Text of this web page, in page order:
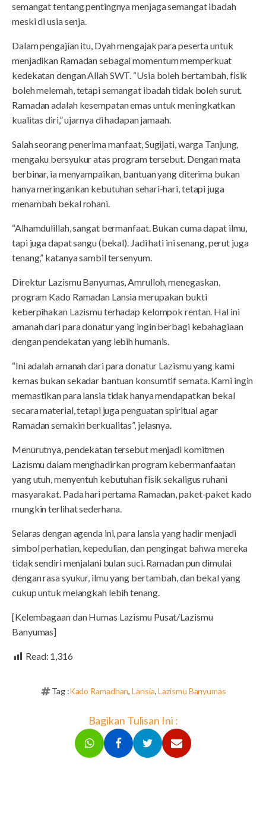
semangat tentang pentingnya menjaga semangat ibadah
meski di usia senja.
Dalam pengajian itu, Dyah mengajak para peserta untuk
menjadikan Ramadan sebagai momentum memperkuat
kedekatan dengan Allah SWT. “Usia boleh bertambah, fisik
boleh melemah, tetapi semangat ibadah tidak boleh surut.
Ramadan adalah kesempatan emas untuk meningkatkan
kualitas diri,” ujarnya di hadapan jamaah.
Salah seorang penerima manfaat, Sugijati, warga Tanjung,
mengaku bersyukur atas program tersebut. Dengan mata
berbinar, ia menyampaikan, bantuan yang diterima bukan
hanya meringankan kebutuhan sehari-hari, tetapi juga
menambah bekal rohani.
“Alhamdulillah, sangat bermanfaat. Bukan cuma dapat ilmu,
tapi juga dapat sangu (bekal). Jadi hati ini senang, perut juga
tenang,” katanya sambil tersenyum.
Direktur Lazismu Banyumas, Amrulloh, menegaskan,
program Kado Ramadan Lansia merupakan bukti
keberpihakan Lazismu terhadap kelompok rentan. Hal ini
amanah dari para donatur yang ingin berbagi kebahagiaan
dengan pendekatan yang lebih humanis.
“Ini adalah amanah dari para donatur Lazismu yang kami
kemas bukan sekadar bantuan konsumtif semata. Kami ingin
memastikan para lansia tidak hanya mendapatkan bekal
secara material, tetapi juga penguatan spiritual agar
Ramadan semakin berkualitas”, jelasnya.
Menurutnya, pendekatan tersebut menjadi komitmen
Lazismu dalam menghadirkan program kebermanfaatan
yang utuh, menyentuh kebutuhan fisik sekaligus ruhani
masyarakat. Pada hari pertama Ramadan, paket-paket kado
mungkin terlihat sederhana.
Selaras dengan agenda ini, para lansia yang hadir menjadi
simbol perhatian, kepedulian, dan pengingat bahwa mereka
tidak sendiri menjalani bulan suci. Ramadan pun dimulai
dengan rasa syukur, ilmu yang bertambah, dan bekal yang
cukup untuk melangkah lebih tenang.
[Kelembagaan dan Humas Lazismu Pusat/Lazismu
Banyumas]
Read: 1,316
Tag :Kado Ramadhan,Lansia,Lazismu Banyumas
Bagikan Tulisan Ini :